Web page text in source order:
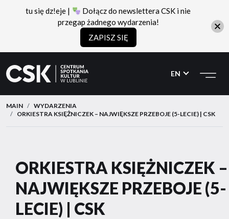
CSK
do
menu
do
treści
EN
MAIN
WYDARZENIA
ORKIESTRA KSIĘŻNICZEK – NAJWIĘKSZE PRZEBOJE (5-LECIE) | CSK
ORKIESTRA KSIĘŻNICZEK –
NAJWIĘKSZE PRZEBOJE (5-
LECIE) | CSK
tu się dz!eje |
Dołącz do newslettera CSK i nie
przegap żadnego wydarzenia!
ZAPISZ SIĘ